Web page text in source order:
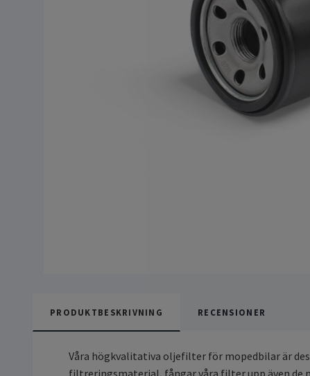
PRODUKTBESKRIVNING RECENSIONER
Våra högkvalitativa oljefilter för mopedbilar är